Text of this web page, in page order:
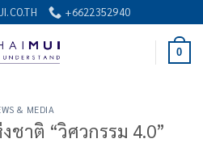
+6622352940
0
& MEDIA
ชาติ “วิศวกรรม 4.0”